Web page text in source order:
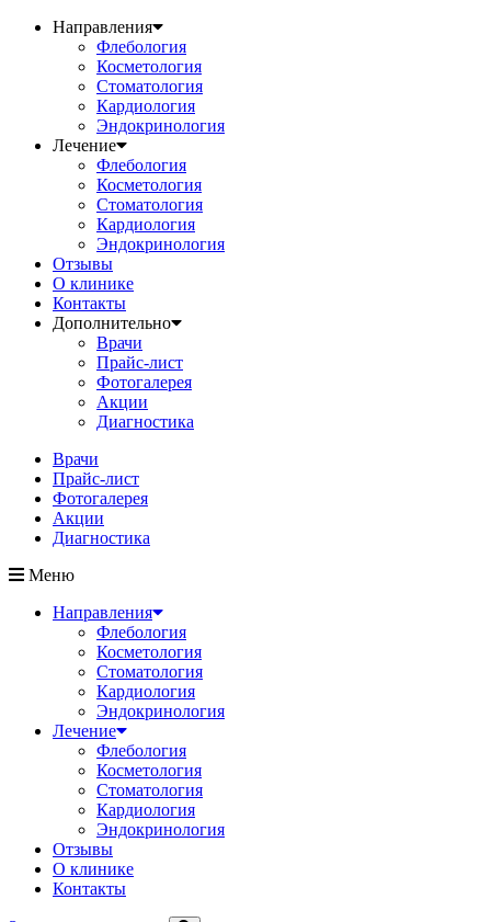
Направления
Флебология
Косметология
Стоматология
Кардиология
Эндокринология
Лечение
Флебология
Косметология
Стоматология
Кардиология
Эндокринология
Отзывы
О клинике
Контакты
Дополнительно
Врачи
Прайс-лист
Фотогалерея
Акции
Диагностика
Врачи
Прайс-лист
Фотогалерея
Акции
Диагностика
Меню
Направления
Флебология
Косметология
Стоматология
Кардиология
Эндокринология
Лечение
Флебология
Косметология
Стоматология
Кардиология
Эндокринология
Отзывы
О клинике
Контакты